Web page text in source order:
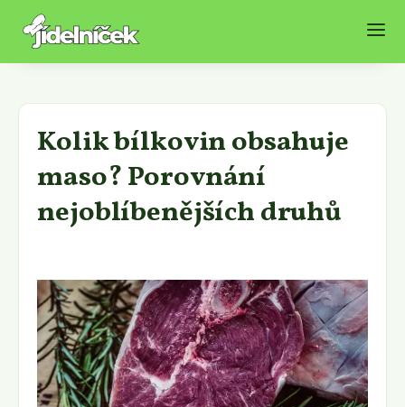
Kolik bílkovin obsahuje
maso? Porovnání
nejoblíbenějších druhů